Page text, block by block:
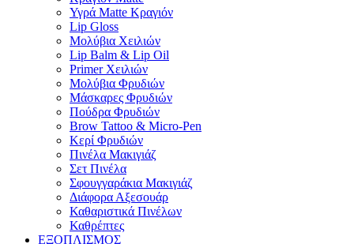
Υγρά Matte Κραγιόν
Lip Gloss
Μολύβια Χειλιών
Lip Balm & Lip Oil
Primer Χειλιών
Μολύβια Φρυδιών
Μάσκαρες Φρυδιών
Πούδρα Φρυδιών
Brow Tattoo & Micro-Pen
Κερί Φρυδιών
Πινέλα Μακιγιάζ
Σετ Πινέλα
Σφουγγαράκια Μακιγιάζ
Διάφορα Αξεσουάρ
Καθαριστικά Πινέλων
Καθρέπτες
ΕΞΟΠΛΙΣΜΟΣ